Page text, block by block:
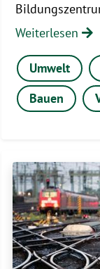
Weiterlesen
Umwelt
Bauen